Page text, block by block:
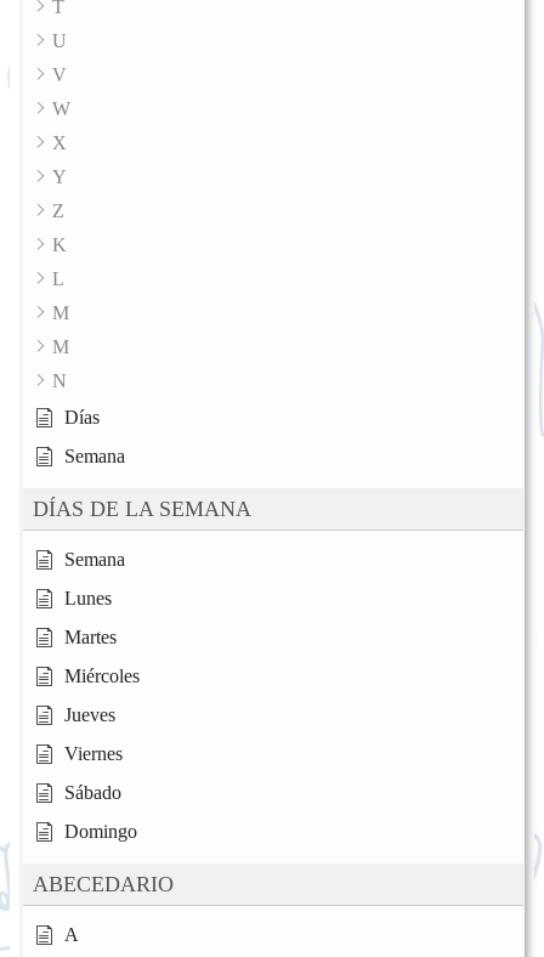
T
U
V
W
X
Y
Z
K
L
M
M
N
Días
Semana
DÍAS DE LA SEMANA
Semana
Lunes
Martes
Miércoles
Jueves
Viernes
Sábado
Domingo
ABECEDARIO
A